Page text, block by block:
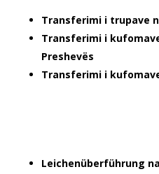
Transferimi i trupave
Transferimi i
Preshevës
Transferimi i
Leichenüberführung